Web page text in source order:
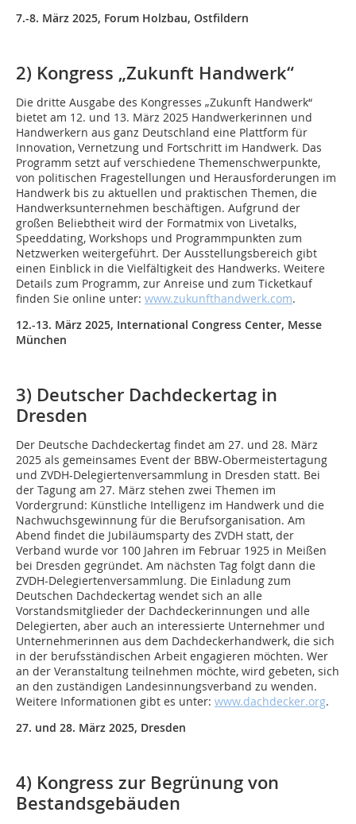
7.-8. März 2025, Forum Holzbau, Ostfildern
2) Kongress „Zukunft Handwerk“
Die dritte Ausgabe des Kongresses „Zukunft Handwerk“
bietet am 12. und 13. März 2025 Handwerkerinnen und
Handwerkern aus ganz Deutschland eine Plattform für
Innovation, Vernetzung und Fortschritt im Handwerk. Das
Programm setzt auf verschiedene Themenschwerpunkte,
von politischen Fragestellungen und Herausforderungen im
Handwerk bis zu aktuellen und praktischen Themen, die
Handwerksunternehmen beschäftigen. Aufgrund der
großen Beliebtheit wird der Formatmix von Livetalks,
Speeddating, Workshops und Programmpunkten zum
Netzwerken weitergeführt. Der Ausstellungsbereich gibt
einen Einblick in die Vielfältigkeit des Handwerks. Weitere
Details zum Programm, zur Anreise und zum Ticketkauf
finden Sie online unter: www.zukunfthandwerk.com.
12.-13. März 2025, International Congress Center, Messe
München
3) Deutscher Dachdeckertag in
Dresden
Der Deutsche Dachdeckertag findet am 27. und 28. März
2025 als gemeinsames Event der BBW-Obermeistertagung
und ZVDH-Delegiertenversammlung in Dresden statt. Bei
der Tagung am 27. März stehen zwei Themen im
Vordergrund: Künstliche Intelligenz im Handwerk und die
Nachwuchsgewinnung für die Berufsorganisation. Am
Abend findet die Jubiläumsparty des ZVDH statt, der
Verband wurde vor 100 Jahren im Februar 1925 in Meißen
bei Dresden gegründet. Am nächsten Tag folgt dann die
ZVDH-Delegiertenversammlung. Die Einladung zum
Deutschen Dachdeckertag wendet sich an alle
Vorstandsmitglieder der Dachdeckerinnungen und alle
Delegierten, aber auch an interessierte Unternehmer und
Unternehmerinnen aus dem Dachdeckerhandwerk, die sich
in der berufsständischen Arbeit engagieren möchten. Wer
an der Veranstaltung teilnehmen möchte, wird gebeten, sich
an den zuständigen Landesinnungsverband zu wenden.
Weitere Informationen gibt es unter: www.dachdecker.org.
27. und 28. März 2025, Dresden
4) Kongress zur Begrünung von
Bestandsgebäuden